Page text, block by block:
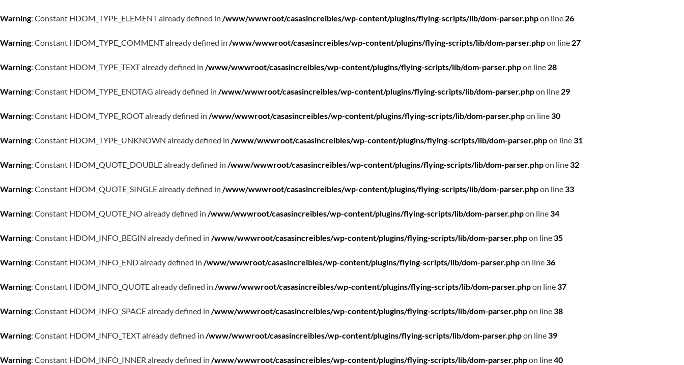
Warning: Constant HDOM_TYPE_ELEMENT already defined in /www/wwwroot/casasincreibles/wp-content/plugins/flying-scripts/lib/dom-parser.phpon line 26
Warning: Constant HDOM_TYPE_COMMENT already defined in /www/wwwroot/casasincreibles/wp-content/plugins/flying-scripts/lib/dom-parser.phpon line 27
Warning: Constant HDOM_TYPE_TEXT already defined in /www/wwwroot/casasincreibles/wp-content/plugins/flying-scripts/lib/dom-parser.phpon line 28
Warning: Constant HDOM_TYPE_ENDTAG already defined in /www/wwwroot/casasincreibles/wp-content/plugins/flying-scripts/lib/dom-parser.phpon line 29
Warning: Constant HDOM_TYPE_ROOT already defined in /www/wwwroot/casasincreibles/wp-content/plugins/flying-scripts/lib/dom-parser.phpon line30
Warning: Constant HDOM_TYPE_UNKNOWN already defined in /www/wwwroot/casasincreibles/wp-content/plugins/flying-scripts/lib/dom-parser.phpon line31
Warning: Constant HDOM_QUOTE_DOUBLE already defined in /www/wwwroot/casasincreibles/wp-content/plugins/flying-scripts/lib/dom-parser.phpon line32
Warning: Constant HDOM_QUOTE_SINGLE already defined in /www/wwwroot/casasincreibles/wp-content/plugins/flying-scripts/lib/dom-parser.phpon line33
Warning: Constant HDOM_QUOTE_NO already defined in /www/wwwroot/casasincreibles/wp-content/plugins/flying-scripts/lib/dom-parser.phpon line34
Warning: Constant HDOM_INFO_BEGIN already defined in /www/wwwroot/casasincreibles/wp-content/plugins/flying-scripts/lib/dom-parser.phpon line35
Warning: Constant HDOM_INFO_END already defined in /www/wwwroot/casasincreibles/wp-content/plugins/flying-scripts/lib/dom-parser.phpon line36
Warning: Constant HDOM_INFO_QUOTE already defined in /www/wwwroot/casasincreibles/wp-content/plugins/flying-scripts/lib/dom-parser.phpon line37
Warning: Constant HDOM_INFO_SPACE already defined in /www/wwwroot/casasincreibles/wp-content/plugins/flying-scripts/lib/dom-parser.phpon line38
Warning: Constant HDOM_INFO_TEXT already defined in /www/wwwroot/casasincreibles/wp-content/plugins/flying-scripts/lib/dom-parser.phpon line39
Warning: Constant HDOM_INFO_INNER already defined in /www/wwwroot/casasincreibles/wp-content/plugins/flying-scripts/lib/dom-parser.phpon line40